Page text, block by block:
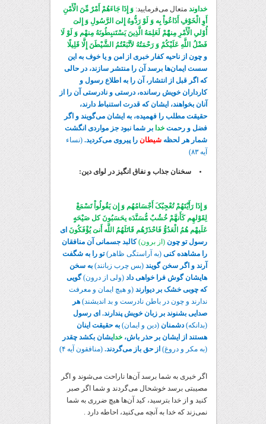
خداوند متعال می‌فرمایید:وَ إِذَا جَاءَهُمْ أَمْرٌ مِّنَ الْأَمْنِ
أَوِ الْخَوْفِ أَذَاعُواْ بِه وَ لَوْ رَدُّوهُ إِلیَ الرَّسُولِ وَ إِلیَ
أُوْلیِ الْأَمْرِ مِنهُْمْ لَعَلِمَهُ الَّذِینَ یَسْتَنبِطُونَهُ مِنهْم وَ لَوْ لَا
فَضْلُ اللَّهِ عَلَیْکُمْ وَ رَحْمَتُهُ لاَتَّبَعْتُمُ الشَّیْطَنَ إِلَّا قَلِیلًا
و چون از ناحیه کفار خبری از امن و یا خوف به این
سست ایمان‌ها برسد آن را منتشر سازند، در حالی
که اگر قبل از انتشار، آن را به اطلاع رسول و
کارداران خویش رسانده، درستی و نادرستی آن را از
آنان بخواهند، ایشان که قدرت استنباط دارند،
حقیقت مطلب را فهمیده، به ایشان می‌گویند و اگر
فضل و رحمتخدابر شما نبود جز مواردی انگشت
شمار هر لحظهشیطان را پیروی می‌کردید. (نساء
آیه ۸۳)
سخنان جذاب و نفاق انگیز در لوای دین:
وَ إِذَا رَأَیْتَهُمْ تُعْجِبُکَ أَجْسَامُهُم وَ إِن یَقُولُواْ تَسْمَعْ
لِقَوْلهِم کَأَنهَّمْ خُشُبٌ مُّسَنَّدَه یحَسَبُونَ کل صَیْحَهٍ
عَلَیهْم هُمُ الْعَدُوُّ فَاحْذَرْهُم قَاتَلَهُمُ اللَّه أَنیَ یُؤْفَکُونَای
رسول تو چون(از برون)کالبد جسمانی آن منافقان
را مشاهده کنی(به آراستگی ظاهر)تو را به شگفت
آرند و اگر سخن گویند (بس چرب زبانند)به سخن
هایشان گوش فرا خواهی داد(ولی از درون)گویی
که چوبی خشک بر دیوارند(و هیچ ایمان و معرفت
ندارند و چون در باطن نادرست و بد اندیشند) هر
صدایی بشنوند بر زبان خویش پندارند. ای رسول
(بدانکه)دشمنان(دین و ایمان) به حقیقت اینان
هستند از ایشان بر حذر باش،خدایشان بکشد چقدر
(به مکر و دروغ) از حق باز می‌گردند.(منافقون آیه ۴)
اگر خیری به شما برسد آن‌ها ناراحت می‌شوند و اگر
مصیبتی برسد خوشحال می‌گردند و شما اگر صبر
کنید و از خدا بترسید، کید آن‌ها هیچ ضرری به شما
نمی‌زند که خدا به آنچه می‌کنید، احاطه دارد .